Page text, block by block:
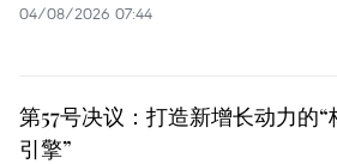
04/08/2026 07:44
第57号决议：打造新增长动力的“
引擎”